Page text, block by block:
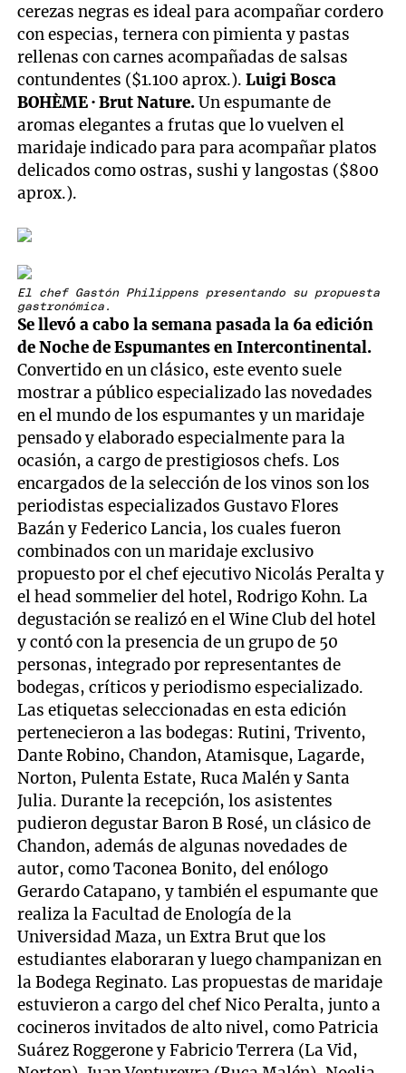
cerezas negras es ideal para acompañar cordero
con especias, ternera con pimienta y pastas
rellenas con carnes acompañadas de salsas
contundentes ($1.100 aprox.).Luigi Bosca
BOHÈME · Brut Nature.Un espumante de
aromas elegantes a frutas que lo vuelven el
maridaje indicado para para acompañar platos
delicados como ostras, sushi y langostas ($800
aprox.).
El chef Gastón Philippens presentando su propuesta
gastronómica.
Se llevó a cabo la semana pasada la 6a edición
de Noche de Espumantes en Intercontinental.
Convertido en un clásico, este evento suele
mostrar a público especializado las novedades
en el mundo de los espumantes y un maridaje
pensado y elaborado especialmente para la
ocasión, a cargo de prestigiosos chefs. Los
encargados de la selección de los vinos son los
periodistas especializados Gustavo Flores
Bazán y Federico Lancia, los cuales fueron
combinados con un maridaje exclusivo
propuesto por el chef ejecutivo Nicolás Peralta y
el head sommelier del hotel, Rodrigo Kohn. La
degustación se realizó en el Wine Club del hotel
y contó con la presencia de un grupo de 50
personas, integrado por representantes de
bodegas, críticos y periodismo especializado.
Las etiquetas seleccionadas en esta edición
pertenecieron a las bodegas: Rutini, Trivento,
Dante Robino, Chandon, Atamisque, Lagarde,
Norton, Pulenta Estate, Ruca Malén y Santa
Julia. Durante la recepción, los asistentes
pudieron degustar Baron B Rosé, un clásico de
Chandon, además de algunas novedades de
autor, como Taconea Bonito, del enólogo
Gerardo Catapano, y también el espumante que
realiza la Facultad de Enología de la
Universidad Maza, un Extra Brut que los
estudiantes elaboraran y luego champanizan en
la Bodega Reginato. Las propuestas de maridaje
estuvieron a cargo del chef Nico Peralta, junto a
cocineros invitados de alto nivel, como Patricia
Suárez Roggerone y Fabricio Terrera (La Vid,